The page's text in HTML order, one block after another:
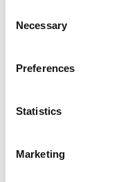
Selection
Necessary
Preferences
Statistics
Marketing
rapports sexuels avec
POPULATIONS
Le rapport indique
dans la région restent
vendent des services
drogues injectables,